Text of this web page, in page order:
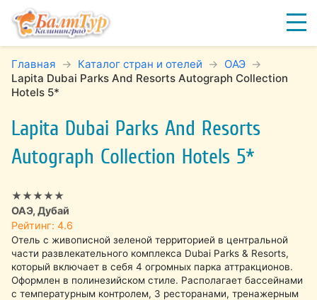
Главная Каталог стран и отелей
ОАЭ
Lapita Dubai Parks And Resorts Autograph Collection
Hotels 5*
Lapita Dubai Parks And Resorts
Autograph Collection Hotels 5*
★★★★★
ОАЭ, Дубай
Рейтинг: 4.6
Отель с живописной зеленой территорией в центральной
части развлекательного комплекса Dubai Parks & Resorts,
который включает в себя 4 огромных парка аттракционов.
Оформлен в полинезийском стиле. Располагает бассейнами
с температурным контролем, 3 ресторанами, тренажерным